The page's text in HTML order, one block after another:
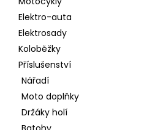
Elektro-auta
Elektrosady
Koloběžky
Příslušenství
Nářadí
Moto doplňky
Držáky holí